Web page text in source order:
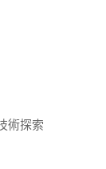
術探索